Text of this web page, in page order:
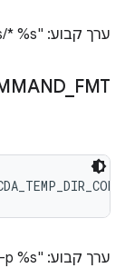
ערך קבוע: "cp -rf %s/* %s"
FMT
ערך קבוע: "mkdir -p %s"